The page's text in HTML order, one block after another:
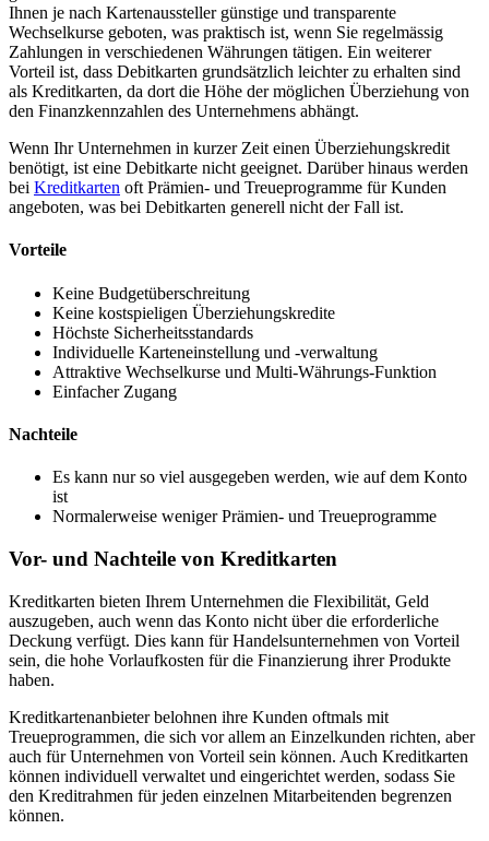
Ihnen je nach Kartenaussteller günstige und transparente
Wechselkurse geboten, was praktisch ist, wenn Sie regelmässig
Zahlungen in verschiedenen Währungen tätigen. Ein weiterer
Vorteil ist, dass Debitkarten grundsätzlich leichter zu erhalten sind
als Kreditkarten, da dort die Höhe der möglichen Überziehung von
den Finanzkennzahlen des Unternehmens abhängt.
Wenn Ihr Unternehmen in kurzer Zeit einen Überziehungskredit
benötigt, ist eine Debitkarte nicht geeignet. Darüber hinaus werden
bei Kreditkarten oft Prämien- und Treueprogramme für Kunden
angeboten, was bei Debitkarten generell nicht der Fall ist.
Vorteile
Keine Budgetüberschreitung
Keine kostspieligen Überziehungskredite
Höchste Sicherheitsstandards
Individuelle Karteneinstellung und -verwaltung
Attraktive Wechselkurse und Multi-Währungs-Funktion
Einfacher Zugang
Nachteile
Es kann nur so viel ausgegeben werden, wie auf dem Konto
ist
Normalerweise weniger Prämien- und Treueprogramme
Vor- und Nachteile von Kreditkarten
Kreditkarten bieten Ihrem Unternehmen die Flexibilität, Geld
auszugeben, auch wenn das Konto nicht über die erforderliche
Deckung verfügt. Dies kann für Handelsunternehmen von Vorteil
sein, die hohe Vorlaufkosten für die Finanzierung ihrer Produkte
haben.
Kreditkartenanbieter belohnen ihre Kunden oftmals mit
Treueprogrammen, die sich vor allem an Einzelkunden richten, aber
auch für Unternehmen von Vorteil sein können. Auch Kreditkarten
können individuell verwaltet und eingerichtet werden, sodass Sie
den Kreditrahmen für jeden einzelnen Mitarbeitenden begrenzen
können.